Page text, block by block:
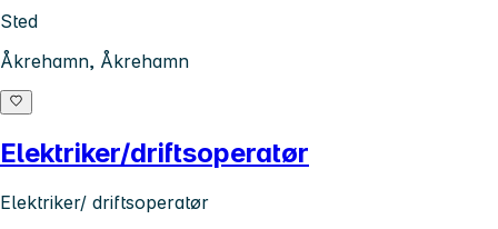
Sted
Åkrehamn, Åkrehamn
Elektriker/driftsoperatør
Elektriker/ driftsoperatør